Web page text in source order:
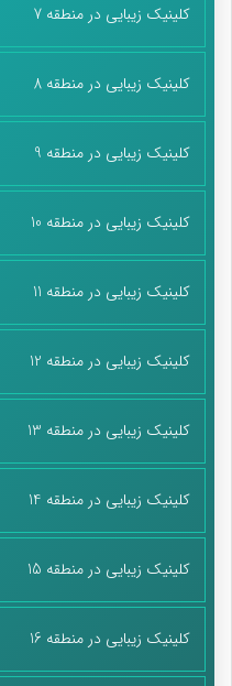
کلینیک زیبایی در منطقه 7
کلینیک زیبایی در منطقه 8
کلینیک زیبایی در منطقه 9
کلینیک زیبایی در منطقه 10
کلینیک زیبایی در منطقه 11
کلینیک زیبایی در منطقه 12
کلینیک زیبایی در منطقه 13
کلینیک زیبایی در منطقه 14
کلینیک زیبایی در منطقه 15
کلینیک زیبایی در منطقه 16